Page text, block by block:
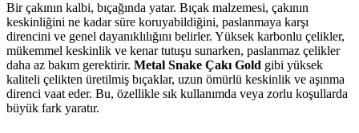
Bir çakının kalbi, bıçağında yatar. Bıçak malzemesi, çakının
keskinliğini ne kadar süre koruyabildiğini, paslanmaya karşı
direncini ve genel dayanıklılığını belirler. Yüksek karbonlu çelikler,
mükemmel keskinlik ve kenar tutuşu sunarken, paslanmaz çelikler
daha az bakım gerektirir. Metal Snake Çakı Gold gibi yüksek
kaliteli çelikten üretilmiş bıçaklar, uzun ömürlü keskinlik ve aşınma
direnci vaat eder. Bu, özellikle sık kullanımda veya zorlu koşullarda
büyük fark yaratır.